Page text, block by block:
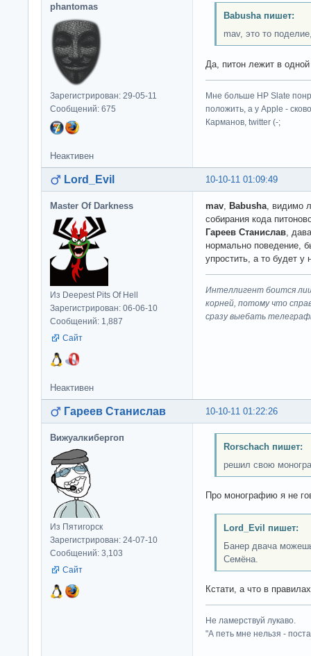
phantomas
Зарегистрирован: 29-05-11
Сообщений: 675
Babusha пишет:
mav, это то
Да, питон лежит в одной
Мне больше HP Slate
положить, а у Apple -
Карманов, twitter (-;
Неактивен
10-10-11 01:09:49
Lord_Evil
Master Of Darkness
Из Deepest Pits Of Hell
Зарегистрирован: 06-06-10
Сообщений: 1,887
Сайт
mav Babusha , видимо
собирания кода
Гареев Станислав ,
нормально поведение,
упростить, а то будет у
Интеллигент боится
корней, потому что
сразу выeбaть
Неактивен
10-10-11 01:22:26
Гареев Станислав
Вижуалкибергоп
Из Пятигорск
Зарегистрирован: 24-07-10
Сообщений: 3,103
Сайт
Rorschach пишет:
решил свою
Про монографию я не
Lord_Evil пишет:
Банер двача
Семёна.
Кстати, а что в
Не ламерствуй лукаво.
"А петь мне нельзя -